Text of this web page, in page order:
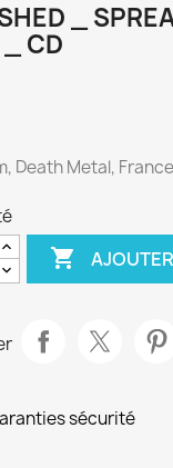
_
CD
Death Metal, France

sécurité